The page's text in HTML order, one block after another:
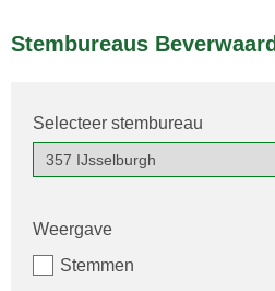
Stembureaus Beverwaard
Selecteer stembureau
Weergave
Stemmen